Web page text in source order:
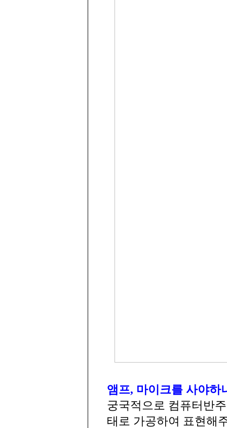
앰프, 마이크를 사야하
궁국적으로 컴퓨터반
태로 가공하여 표현해